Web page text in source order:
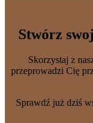
Stwórz
Skorzystaj z
przeprowadzi Cię
Sprawdź już dziś